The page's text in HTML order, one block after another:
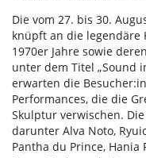
Die vom 27. bis 30.
knüpft an die legendäre
1970er Jahre sowie
unter dem Titel „Sound
erwarten die
Performances, die die
Skulptur verwischen.
darunter Alva Noto,
Pantha du Prince, Hania